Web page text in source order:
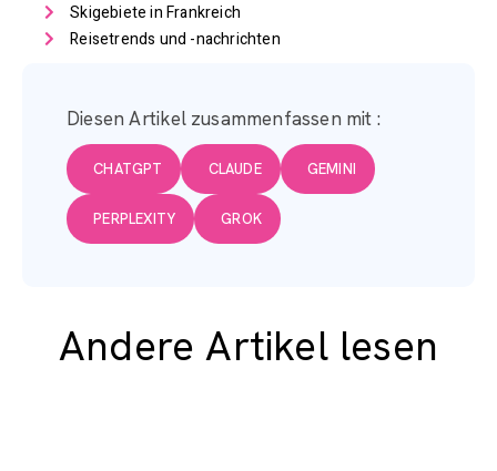
Diesen Artikel zusammenfassen mit :
CHATGPT CLAUDE GEMINI
PERPLEXITY GROK
Skigebiete in Frankreich
Reisetrends und -nachrichten
Andere Artikel lesen